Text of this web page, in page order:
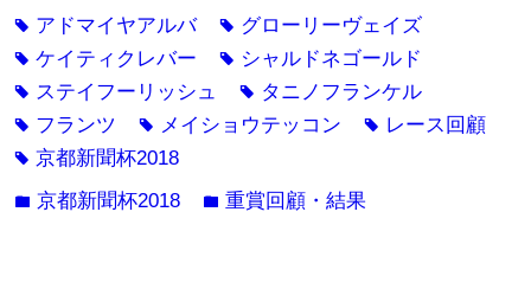
tag アドマイヤアルバ tag グローリーヴェイズ
tagケイティクレバー tag シャルドネゴールド
tag ステイフーリッシュ tag タニノフランケル
tag フランツ tag メイショウテッコン tag レース回顧
tag京都新聞杯2018
folder京都新聞杯2018 folder重賞回顧・結果